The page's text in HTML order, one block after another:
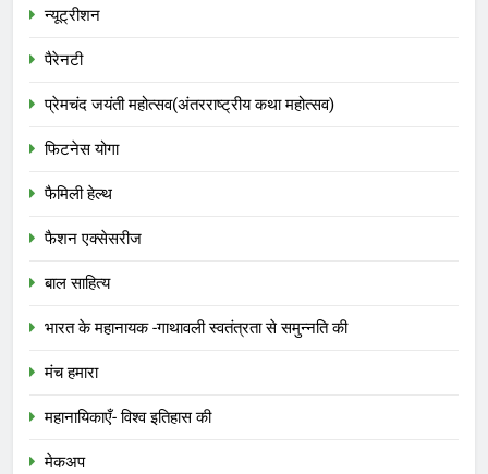
न्यूट्रीशन
पैरेनटी
प्रेमचंद जयंती महोत्सव(अंतरराष्ट्रीय कथा महोत्सव)
फिटनेस योगा
फैमिली हेल्थ
फैशन एक्सेसरीज
बाल साहित्य
भारत के महानायक -गाथावली स्वतंत्रता से समुन्नति की
मंच हमारा
महानायिकाएँ- विश्व इतिहास की
मेकअप